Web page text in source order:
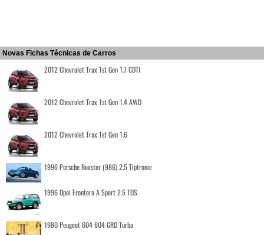
Novas Fichas Técnicas de Carros
2012 Chevrolet Trax 1st Gen 1.7 CDTI
2012 Chevrolet Trax 1st Gen 1.4 AWD
2012 Chevrolet Trax 1st Gen 1.6
1996 Porsche Boxster (986) 2.5 Tiptronic
1996 Opel Frontera A Sport 2.5 TDS
1980 Peugeot 604 604 GRD Turbo